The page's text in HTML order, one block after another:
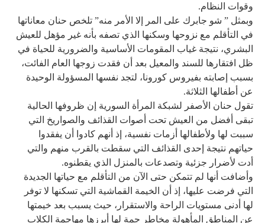
وقوات النظام.
وبمثل ” شو جابرك على المر إلا الأمر منه” تلخص حنان معاناتها
في التأقلم مع نزوحها وسكنها الذي تصفه بأنه غير مؤهل للعيش
البشري، نتيجة غياب المقومات الأساسية والضرورية للحياة في
ظل افتقارها للسند والمعيل بعد أن فقدت زوجها العام الفائت،
بسبب إصابته بفيروس كورونا، لتجد نفسها المسؤولة الوحيدة
عن أطفالها الثلاثة.
تقول حنان الأصفر لشبكة المرأة السورية إن ظروفها الحالية
تبقى أفضل من العيش تحت أصوات القذائف والصواريخ التي
سببت لها ولأطفالها أزمات نفسية، إذ أنهم كادوا أن يفقدوا
حياتهم نتيجة إحدى القذائف التي سقطت بالقرب منهم والتي
أدت لأضرار جزئية وتصدعات بالمنزل الذي يقطنوه.
وأضافت أنها لم تتمكن حتى الآن من التأقلم مع حياتها الجديدة
التي فرضت عليها، إذ أن الخيمة القماشية التي تسكنها لا توفر
لها أدنى مستويات الراحة والاستقرار، حيث يسبب بعد خيمتها
عن المناطق المأهولة مخاطر جمة لها أبرزها مهاجمة الكلاب